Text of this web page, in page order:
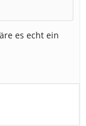
es echt ein